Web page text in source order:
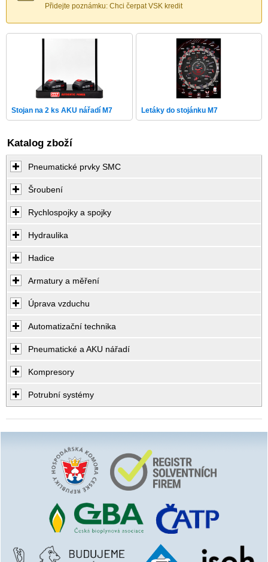
Přidejte poznámku: Chci čerpat VSK kredit
Stojan na 2 ks AKU nářadí M7 Letáky do stojánku M7
Katalog zboží
Pneumatické prvky SMC
Šroubení
Rychlospojky a spojky
Hydraulika
Hadice
Armatury a měření
Úprava vzduchu
Automatizační technika
Pneumatické a AKU nářadí
Kompresory
Potrubní systémy